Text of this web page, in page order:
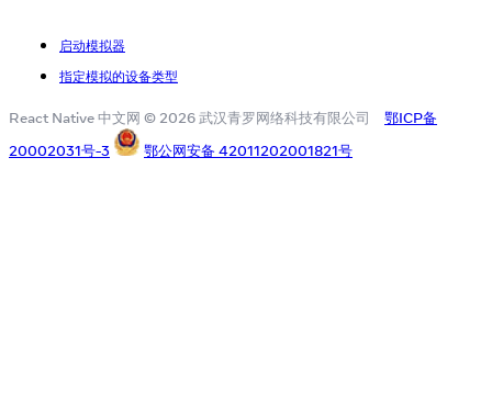
启动模拟器
指定模拟的设备类型
React Native 中文网 © 2026 武汉青罗网络科技有限公司
鄂ICP备
20002031号-3
鄂公网安备 42011202001821号